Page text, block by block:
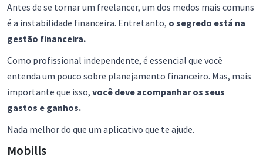
Antes de se tornar um freelancer, um dos medos mais comuns
é a instabilidade financeira. Entretanto, o segredo está na
gestão financeira.
Como profissional independente, é essencial que você
entenda um pouco sobre planejamento financeiro. Mas, mais
importante que isso, você deve acompanhar os seus
gastos e ganhos.
Nada melhor do que um aplicativo que te ajude.
Mobills